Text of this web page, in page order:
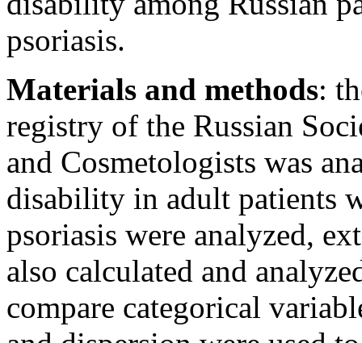
psoriasis.
Materials and methods:
registry of the Russian
and Cosmetologists was
disability in adult patients
psoriasis were analyzed,
also calculated and
compare categorical